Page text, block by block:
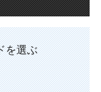
を選ぶ